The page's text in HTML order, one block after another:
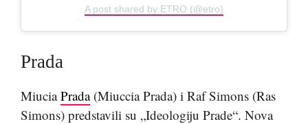
A post shared by ETRO (@etro)
Prada
MiuciaPrada(Miuccia Prada) i Raf Simons (Ras
Simons) predstavili su „Ideologiju Prade“. Nova